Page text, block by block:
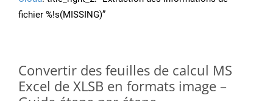
fichier %!s(MISSING)”
Convertir des feuilles de calcul MS
Excel de XLSB en formats image –